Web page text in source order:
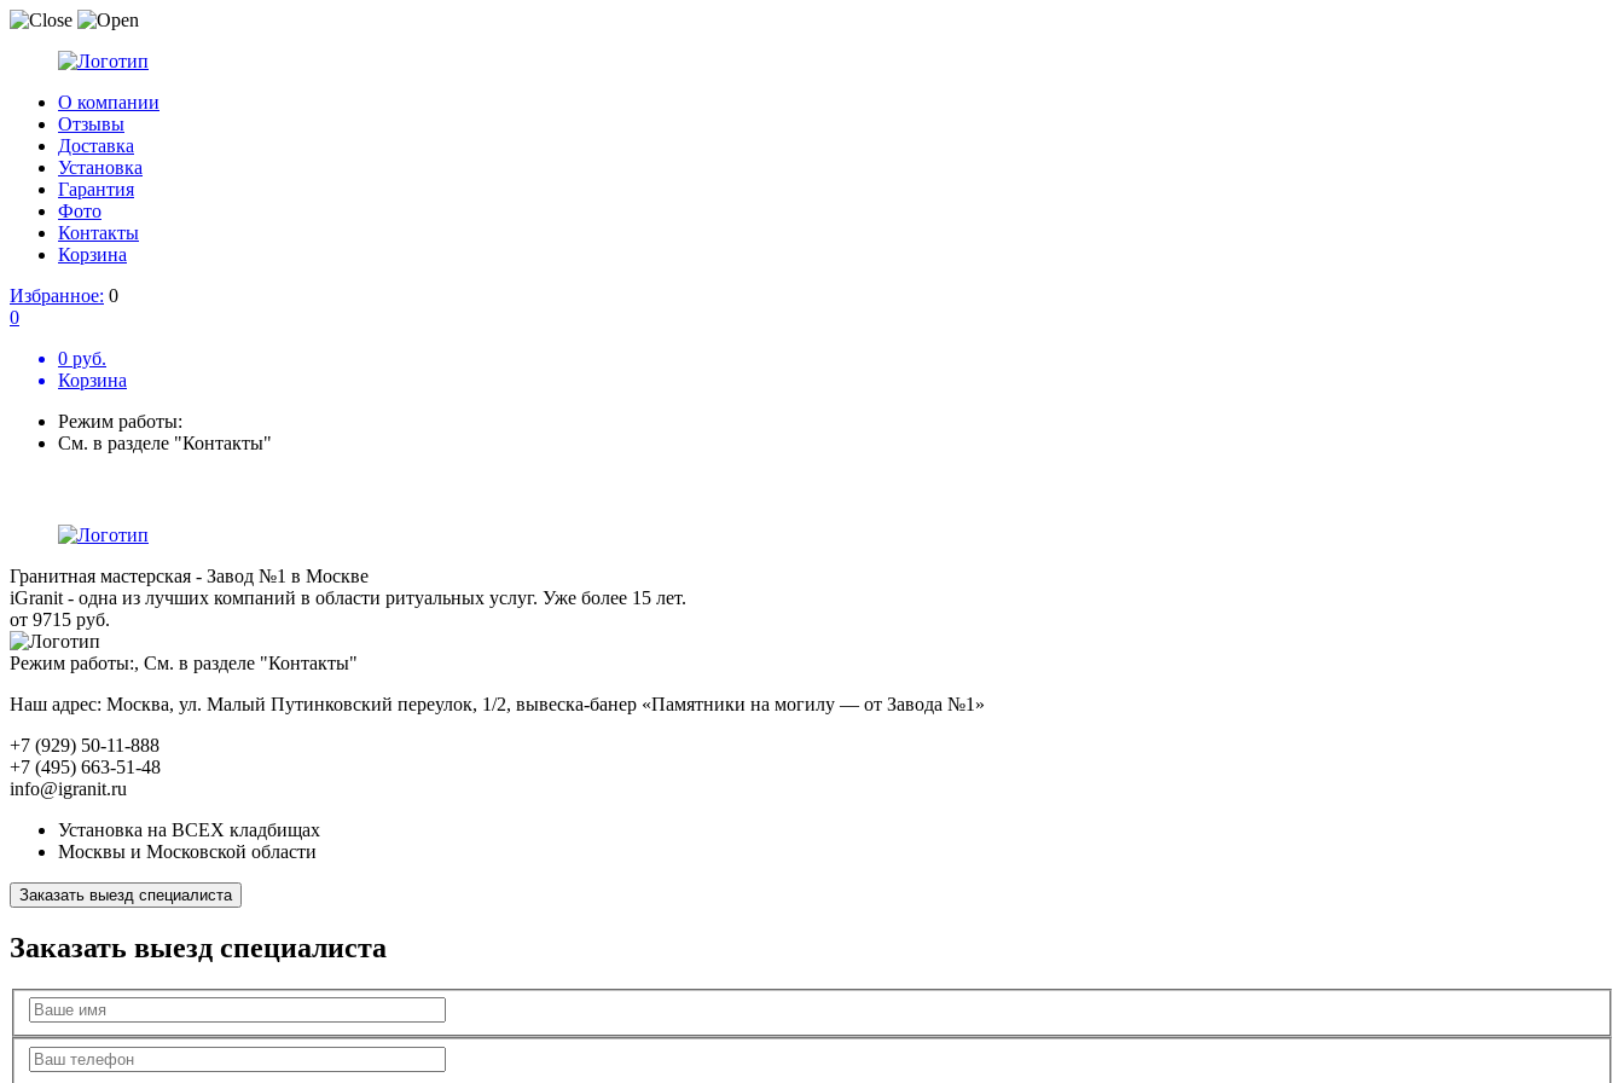
О компании
Отзывы
Доставка
Установка
Гарантия
Фото
Контакты
Корзина
Избранное: 0
0
0 руб.
Корзина
Режим работы:
См. в разделе "Контакты"
Гранитная мастерская - Завод №1 в Москве
iGranit - одна из лучших компаний в области ритуальных услуг. Уже более 15 лет.
от 9715 руб.
Режим работы:, См. в разделе "Контакты"
Наш адрес: Москва, ул. Малый Путинковский переулок, 1/2, вывеска-банер «Памятники на могилу — от Завода №1»
+7 (929) 50-11-888
+7 (495) 663-51-48
info@igranit.ru
Установка на ВСЕХ кладбищах
Москвы и Московской области
Заказать выезд специалиста
Заказать выезд специалиста